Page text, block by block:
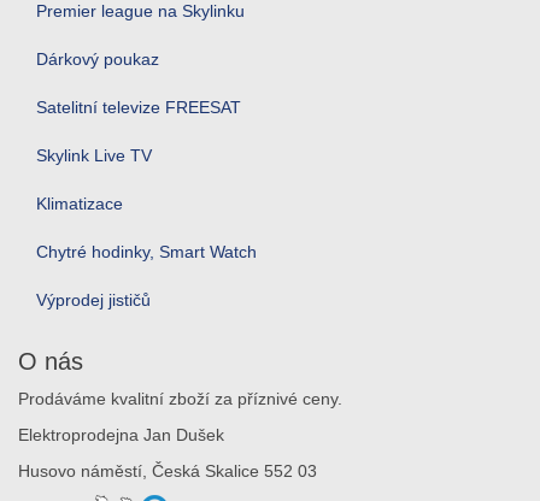
Premier league na Skylinku
Dárkový poukaz
Satelitní televize FREESAT
Skylink Live TV
Klimatizace
Chytré hodinky, Smart Watch
Výprodej jističů
O nás
Prodáváme kvalitní zboží za příznivé ceny.
Elektroprodejna Jan Dušek
Husovo náměstí, Česká Skalice 552 03